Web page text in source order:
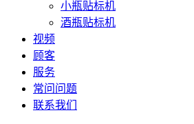
小瓶贴标机
酒瓶贴标机
视频
顾客
服务
常问问题
联系我们